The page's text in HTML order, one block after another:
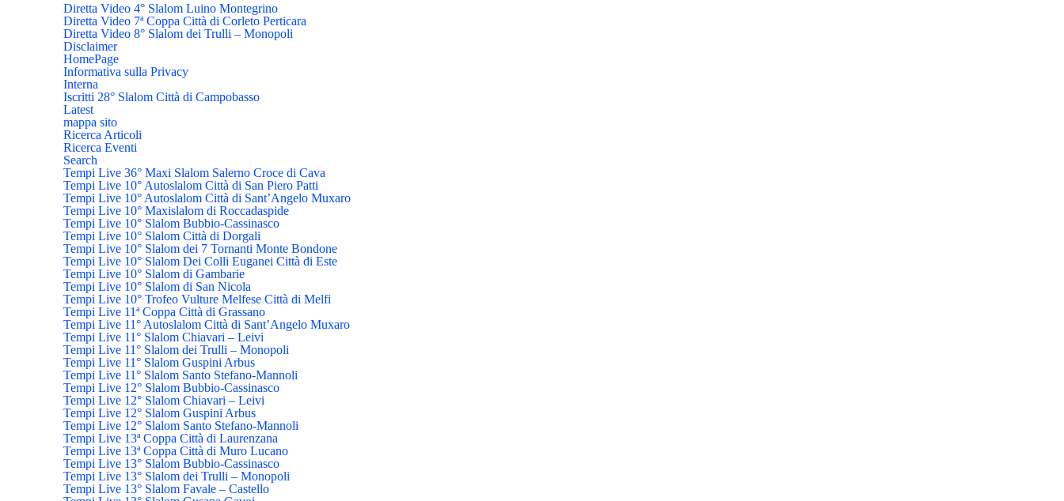
Diretta Video 4° Slalom Luino Montegrino
Diretta Video 7ª Coppa Città di Corleto Perticara
Diretta Video 8° Slalom dei Trulli – Monopoli
Disclaimer
HomePage
Informativa sulla Privacy
Interna
Iscritti 28° Slalom Città di Campobasso
Latest
mappa sito
Ricerca Articoli
Ricerca Eventi
Search
Tempi Live 36° Maxi Slalom Salerno Croce di Cava
Tempi Live 10° Autoslalom Città di San Piero Patti
Tempi Live 10° Autoslalom Città di Sant’Angelo Muxaro
Tempi Live 10° Maxislalom di Roccadaspide
Tempi Live 10° Slalom Bubbio-Cassinasco
Tempi Live 10° Slalom Città di Dorgali
Tempi Live 10° Slalom dei 7 Tornanti Monte Bondone
Tempi Live 10° Slalom Dei Colli Euganei Città di Este
Tempi Live 10° Slalom di Gambarie
Tempi Live 10° Slalom di San Nicola
Tempi Live 10° Trofeo Vulture Melfese Città di Melfi
Tempi Live 11ª Coppa Città di Grassano
Tempi Live 11° Autoslalom Città di Sant’Angelo Muxaro
Tempi Live 11° Slalom Chiavari – Leivi
Tempi Live 11° Slalom dei Trulli – Monopoli
Tempi Live 11° Slalom Guspini Arbus
Tempi Live 11° Slalom Santo Stefano-Mannoli
Tempi Live 12° Slalom Bubbio-Cassinasco
Tempi Live 12° Slalom Chiavari – Leivi
Tempi Live 12° Slalom Guspini Arbus
Tempi Live 12° Slalom Santo Stefano-Mannoli
Tempi Live 13ª Coppa Città di Laurenzana
Tempi Live 13ª Coppa Città di Muro Lucano
Tempi Live 13° Slalom Bubbio-Cassinasco
Tempi Live 13° Slalom dei Trulli – Monopoli
Tempi Live 13° Slalom Favale – Castello